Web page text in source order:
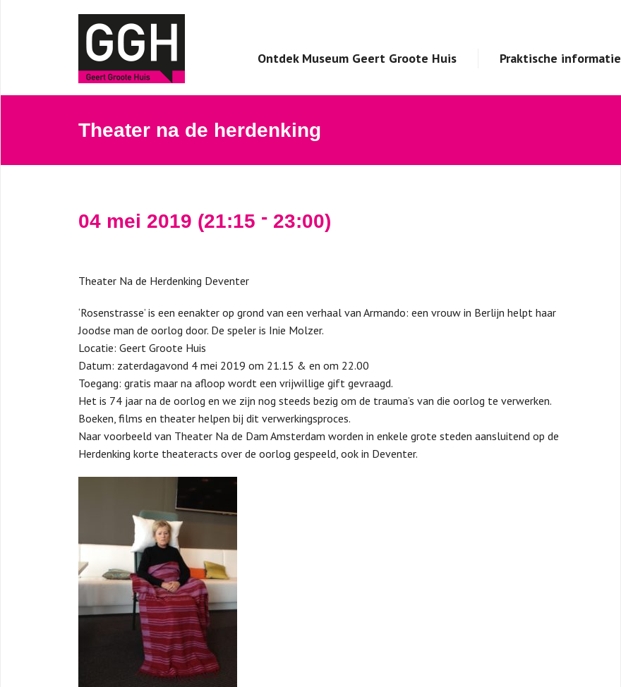
Ontdek Museum Geert Groote Huis Praktische informatie
Theater na de herdenking
04 mei 2019 (21:15 - 23:00)
Theater Na de Herdenking Deventer
‘Rosenstrasse’ is een eenakter op grond van een verhaal van Armando: een vrouw in Berlijn helpt haar
Joodse man de oorlog door. De speler is Inie Molzer.
Locatie: Geert Groote Huis
Datum: zaterdagavond 4 mei 2019 om 21.15 & en om 22.00
Toegang: gratis maar na afloop wordt een vrijwillige gift gevraagd.
Het is 74 jaar na de oorlog en we zijn nog steeds bezig om de trauma’s van die oorlog te verwerken.
Boeken, films en theater helpen bij dit verwerkingsproces.
Naar voorbeeld van Theater Na de Dam Amsterdam worden in enkele grote steden aansluitend op de
Herdenking korte theateracts over de oorlog gespeeld, ook in Deventer.